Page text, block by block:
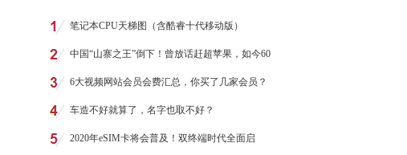
笔记本CPU天梯图（含酷睿十代移动版）
中国“山寨之王”倒下！曾放话赶超苹果，如今60
6大视频网站会员会费汇总，你买了几家会员？
车造不好就算了，名字也取不好？
2020年eSIM卡将会普及！双终端时代全面启